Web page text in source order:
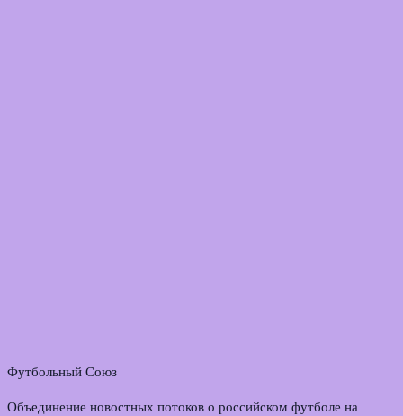
Футбольный Союз
Объединение новостных потоков о российском футболе на